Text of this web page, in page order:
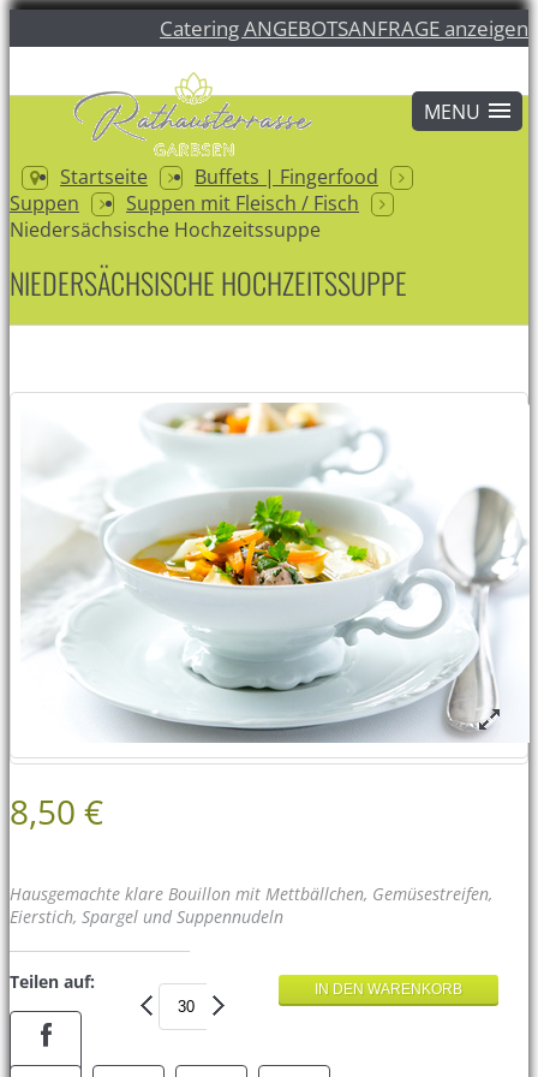
Catering ANGEBOTSANFRAGE anzeigen
Startseite
Buffets | Fingerfood
Suppen
Suppen mit Fleisch / Fisch
Niedersächsische Hochzeitssuppe
NIEDERSÄCHSISCHE HOCHZEITSSUPPE
8,50 €
Hausgemachte klare Bouillon mit Mettbällchen, Gemüsestreifen,
Eierstich, Spargel und Suppennudeln
Teilen auf: